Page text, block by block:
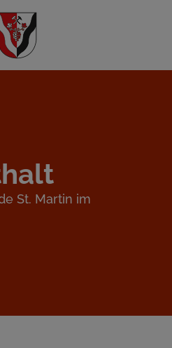
St. Martin im